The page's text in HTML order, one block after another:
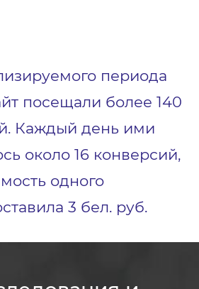
периода
посещали более 140
Каждый день ими
около 16 конверсий,
одного
3 бел. руб.